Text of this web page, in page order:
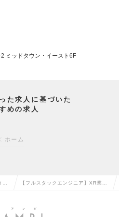
ミッドタウン・イースト6F
た求人に基づいた
めの求人
ホーム
【フルスタックエンジニア】XR業界
開発に挑戦の求人情報